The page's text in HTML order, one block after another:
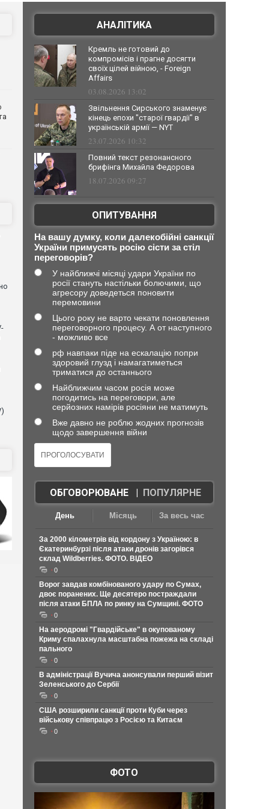
АНАЛІТИКА
Кремль не готовий до
компромісів і прагне досягти
своїх цілей війною, - Foreign
Affairs
03.08.2026 13:02
Звільнення Сирського знаменує
кінець епохи "старої гвардії" в
українській армії — NYT
23.07.2026 10:32
Повний текст резонансного
брифінга Михайла Федорова
18.07.2026 09:27
ОПИТУВАННЯ
На вашу думку, коли далекобійні санкції
України примусять росію сісти за стіл
переговорів?
У найближчі місяці удари України по
росії стануть настільки болючими, що
агресору доведеться поновити
перемовини
Цього року не варто чекати поновлення
переговорного процесу. А от наступного
- можливо все
рф навпаки піде на ескалацію попри
здоровий глузд і намагатиметься
триматися до останнього
Найближчим часом росія може
погодитись на переговори, але
серйозних намірів росіяни не матимуть
Вже давно не роблю жодних прогнозів
щодо завершення війни
ОБГОВОРЮВАНЕ| ПОПУЛЯРНЕ
День Місяць За весь час
За 2000 кілометрів від кордону з Україною: в
Єкатеринбурзі після атаки дронів загорівся
склад Wildberries. ФОТО. ВІДЕО
0
Ворог завдав комбінованого удару по Сумах,
двоє поранених. Ще десятеро постраждали
після атаки БПЛА по ринку на Сумщині. ФОТО
0
На аеродромі "Гвардійське" в окупованому
Криму спалахнула масштабна пожежа на складі
пального
0
В адміністрації Вучича анонсували перший візит
Зеленського до Сербії
0
США розширили санкції проти Куби через
військову співпрацю з Росією та Китаєм
0
ФОТО